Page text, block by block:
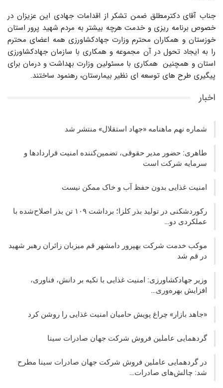
جناب آقای دکترمطلق ضمن تشکر از اقدامات جهادی این عزیزان در
خصوص برنامه ریزی و خدمت هرچه بیشتر به مردم شهید پرور استان
خوزستان و همکاران محترم وزارت جهادکشاورزی همه اعضای محترم
را به ایجاد تحول در آن مجموعه و همکاری با سازمان جهادکشاورزی
استان و همچنین همکاری با مسئولین وزارت بهداشت و درمان برای
پیگیری طرح های توسعه ای نظیر بیمارستان، رهنمود ساختند.
اخبار
شماره نهم ماهنامه «جهاد استقلال» منتشر شد
طاهری: حضور مدیر حقوقی، تضمین‌کننده امنیت قراردادها و
سرمایه شرکت‌ است
امنیت غذایی بدون حفظ آب و خاک ممکن نیست
رکوردشکنی در تولید بذر کلزا؛ برداشت ۱۰۹ تن بذر اصلاح‌شده با
عملکردی دو…
موکب خدمت شرکت بهپرور دامشهر قم میزبان زائران رهبر شهید
در قم شد
وزیر جهادکشاورزی: امنیت غذایی با تکیه بر دانش، فناوری،
افزایش بهره‌وری…
«جاهد بازار» چراغ پویش حامیان امنیت غذایی را روشن کرد
گردهمایی عاملین فروش شرکت جهان صادرات سینا
در گردهمایی عاملین فروش شرکت جهان صادرات سینا مطرح
شد: چالش‌های صادرات…